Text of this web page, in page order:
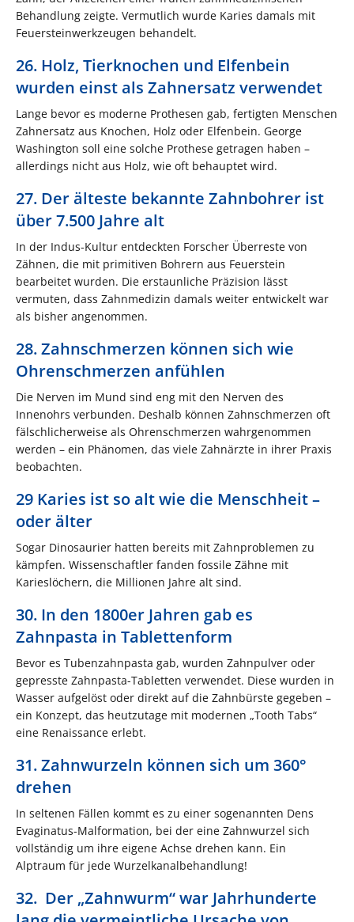
Behandlung zeigte. Vermutlich wurde Karies damals mit
Feuersteinwerkzeugen behandelt.
26. Holz, Tierknochen und Elfenbein
wurden einst als Zahnersatz verwendet
Lange bevor es moderne Prothesen gab, fertigten Menschen
Zahnersatz aus Knochen, Holz oder Elfenbein. George
Washington soll eine solche Prothese getragen haben –
allerdings nicht aus Holz, wie oft behauptet wird.
27. Der älteste bekannte Zahnbohrer ist
über 7.500 Jahre alt
In der Indus-Kultur entdeckten Forscher Überreste von
Zähnen, die mit primitiven Bohrern aus Feuerstein
bearbeitet wurden. Die erstaunliche Präzision lässt
vermuten, dass Zahnmedizin damals weiter entwickelt war
als bisher angenommen.
28. Zahnschmerzen können sich wie
Ohrenschmerzen anfühlen
Die Nerven im Mund sind eng mit den Nerven des
Innenohrs verbunden. Deshalb können Zahnschmerzen oft
fälschlicherweise als Ohrenschmerzen wahrgenommen
werden – ein Phänomen, das viele Zahnärzte in ihrer Praxis
beobachten.
29 Karies ist so alt wie die Menschheit –
oder älter
Sogar Dinosaurier hatten bereits mit Zahnproblemen zu
kämpfen. Wissenschaftler fanden fossile Zähne mit
Karieslöchern, die Millionen Jahre alt sind.
30. In den 1800er Jahren gab es
Zahnpasta in Tablettenform
Bevor es Tubenzahnpasta gab, wurden Zahnpulver oder
gepresste Zahnpasta-Tabletten verwendet. Diese wurden in
Wasser aufgelöst oder direkt auf die Zahnbürste gegeben –
ein Konzept, das heutzutage mit modernen „Tooth Tabs“
eine Renaissance erlebt.
31. Zahnwurzeln können sich um 360°
drehen
In seltenen Fällen kommt es zu einer sogenannten Dens
Evaginatus-Malformation, bei der eine Zahnwurzel sich
vollständig um ihre eigene Achse drehen kann. Ein
Alptraum für jede Wurzelkanalbehandlung!
32. Der „Zahnwurm“ war Jahrhunderte